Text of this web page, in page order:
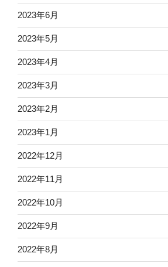
2023年6月
2023年5月
2023年4月
2023年3月
2023年2月
2023年1月
2022年12月
2022年11月
2022年10月
2022年9月
2022年8月